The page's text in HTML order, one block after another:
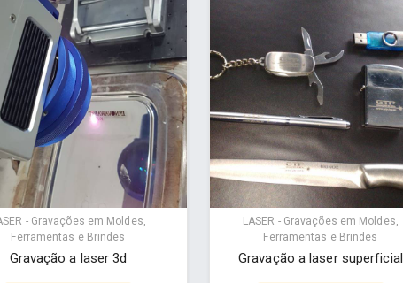
- Gravações em Moldes,
Ferramentas e Brindes
Gravação a laser 3d
LASER - Gravações em Moldes,
Ferramentas e Brindes
Gravação a laser superficial